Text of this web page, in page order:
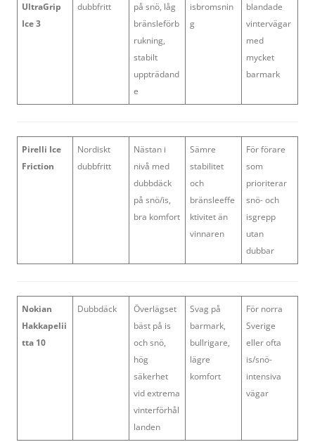
UltraGrip
Ice 3
dubbfritt
på snö, låg
bränsleförb
rukning,
stabilt
uppträdand
e
isbromsnin
g
blandade
vintervägar
med
mycket
barmark
Pirelli Ice
Friction
Nordiskt
dubbfritt
Nästan i
nivå med
dubbdäck
på snö/is,
bra komfort
Sämre
stabilitet
och
bränsleeffe
ktivitet än
vinnaren
För förare
som
prioriterar
snö- och
isgrepp
utan
dubbar
Nokian
Hakkapelii
tta 10
Dubbdäck
Överlägset
bäst på is
och snö,
hög
säkerhet
vid extrema
vinterförhål
landen
Svag på
barmark,
bullrigare,
lägre
komfort
För norra
Sverige
eller ofta
is/snö-
intensiva
vägar